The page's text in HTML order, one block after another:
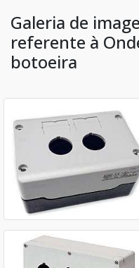
Galeria de
referente à
botoeira